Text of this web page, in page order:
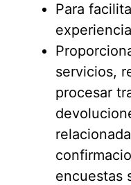
Para
servicios,
procesar
encuestas